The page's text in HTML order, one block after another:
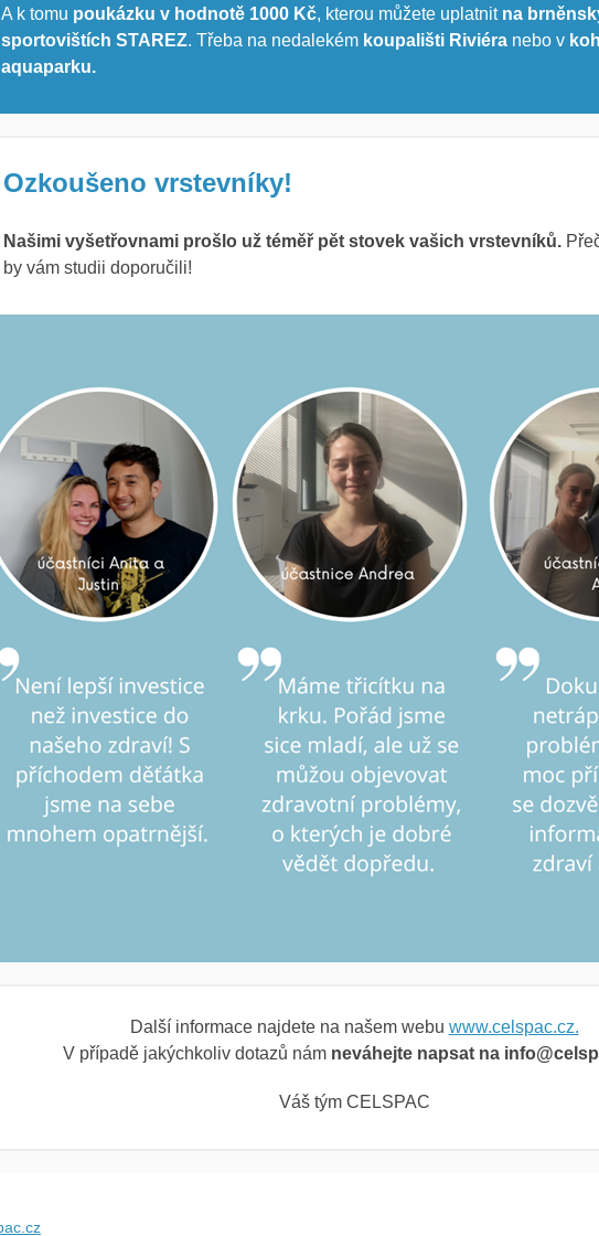
A k tomu poukázku v hodnotě 1000 Kč, kterou můžete uplatnit na
sportovištích STAREZ. Třeba na nedalekém koupališti Riviéra nebo v
aquaparku.
Ozkoušeno vrstevníky!
Našimi vyšetřovnami prošlo už téměř pět stovek vašich vrstevníků.
by vám studii doporučili!
Další informace najdete na našem webu www.celspac.cz.
V případě jakýchkoliv dotazů nám neváhejte napsat na
Váš tým CELSPAC